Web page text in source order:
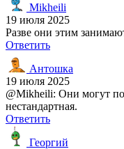
Mikheili
19 июля 2025
Разве они этим
Ответить
Антошка
19 июля 2025
@Mikheili: Они могут
нестандартная.
Ответить
Георгий